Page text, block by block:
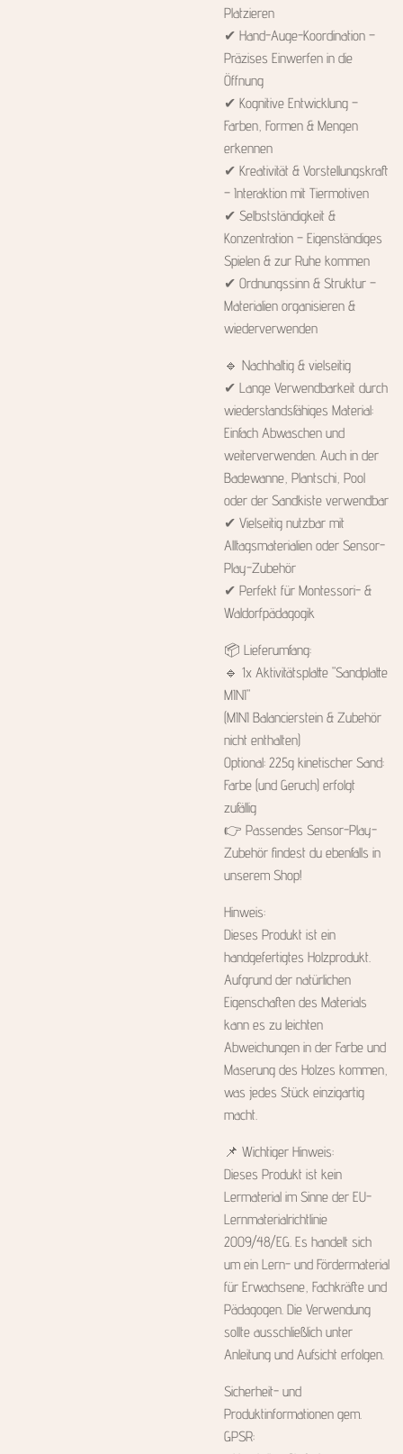
Platzieren
✔ Hand-Auge-Koordination –
Präzises Einwerfen in die
Öffnung
✔ Kognitive Entwicklung –
Farben, Formen & Mengen
erkennen
✔ Kreativität & Vorstellungskraft
– Interaktion mit Tiermotiven
✔ Selbstständigkeit &
Konzentration – Eigenständiges
Spielen & zur Ruhe kommen
✔ Ordnungssinn & Struktur –
Materialien organisieren &
wiederverwenden
🔹 Nachhaltig & vielseitig
✔ Lange Verwendbarkeit durch
wiederstandsfähiges Material:
Einfach Abwaschen und
weiterverwenden. Auch in der
Badewanne, Plantschi, Pool
oder der Sandkiste verwendbar
✔ Vielseitig nutzbar mit
Alltagsmaterialien oder Sensor-
Play-Zubehör
✔ Perfekt für Montessori- &
Waldorfpädagogik
📦 Lieferumfang:
🔹 1x Aktivitätsplatte "Sandplatte
MINI"
(MINI Balancierstein & Zubehör
nicht enthalten)
Optional: 225g kinetischer Sand:
Farbe (und Geruch) erfolgt
zufällig
👉 Passendes Sensor-Play-
Zubehör findest du ebenfalls in
unserem Shop!
Hinweis:
Dieses Produkt ist ein
handgefertigtes Holzprodukt.
Aufgrund der natürlichen
Eigenschaften des Materials
kann es zu leichten
Abweichungen in der Farbe und
Maserung des Holzes kommen,
was jedes Stück einzigartig
macht.
📌 Wichtiger Hinweis:
Dieses Produkt ist kein
Lermaterial im Sinne der EU-
Lernmaterialrichtlinie
2009/48/EG. Es handelt sich
um ein Lern- und Fördermaterial
für Erwachsene, Fachkräfte und
Pädagogen. Die Verwendung
sollte ausschließlich unter
Anleitung und Aufsicht erfolgen.
Sicherheit- und
Produktinformationen gem.
GPSR: